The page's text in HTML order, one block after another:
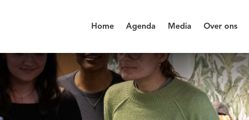
Home Agenda Media Over ons